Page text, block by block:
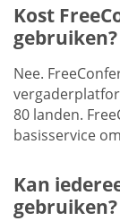
Kost
gebruiken?
Nee.
80 landen.
basisservice
Kan
gebruiken?